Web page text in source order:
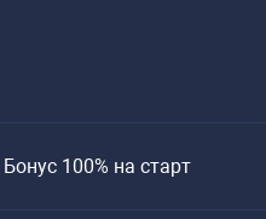
Бонус 100% на старт